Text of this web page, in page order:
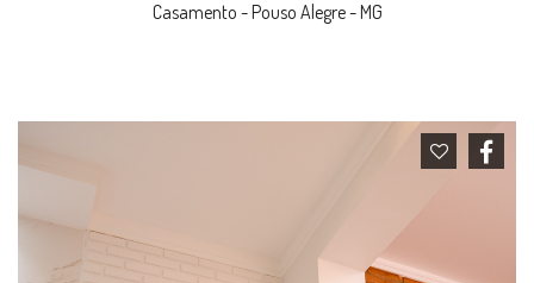
Casamento - Pouso Alegre - MG